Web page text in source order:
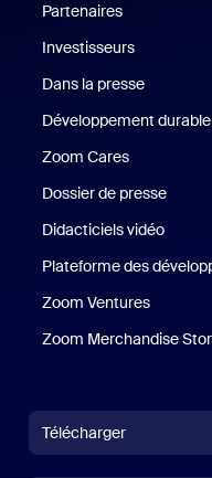
Partenaires
Investisseurs
Dans la presse
Développement
Zoom Cares
Dossier de presse
Didacticiels vidéo
Plateforme des
Zoom Ventures
Zoom Merchandise
Télécharger